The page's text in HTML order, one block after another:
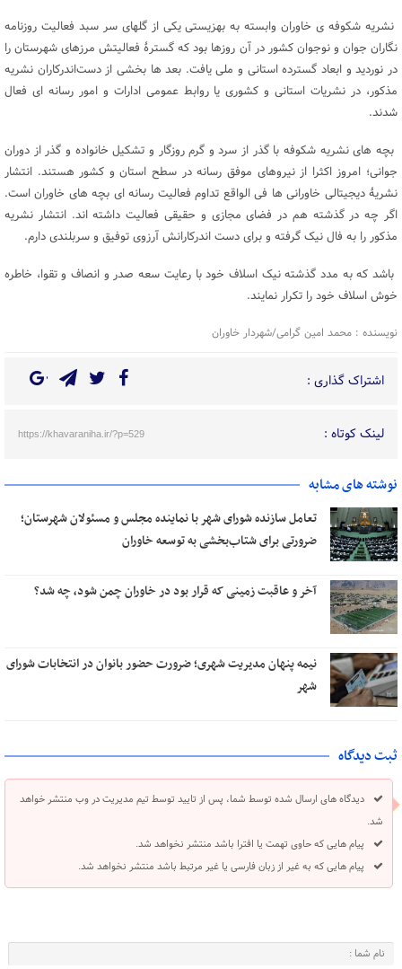
نشریه شکوفه ی خاوران وابسته به بهزیستی یکی از گلهای سر سبد فعالیت روزنامه
نگاران جوان و نوجوان کشور در آن روزها بود که گسترۀ فعالیتش مرزهای شهرستان را
در نوردید و ابعاد گسترده استانی و ملی یافت. بعد ها بخشی از دست‌اندرکاران نشریه
مذکور، در نشریات استانی و کشوری یا روابط عمومی ادارات و امور رسانه ای فعال
شدند.
بچه های نشریه شکوفه با گذر از سرد و گرم روزگار و تشکیل خانواده و گذر از دوران
جوانی؛ امروز اکثرا از نیروهای موفق رسانه در سطح استان و کشور هستند. انتشار
نشریۀ دیجیتالی خاورانی ها فی الواقع تداوم فعالیت رسانه ای بچه های خاوران است.
اگر چه در گذشته هم در فضای مجازی و حقیقی فعالیت داشته‌ اند. انتشار نشریه
مذکور را به فال نیک گرفته و برای دست اندرکارانش آرزوی توفیق و سربلندی دارم.
باشد که به مدد گذشته نیک اسلاف خود با رعایت سعه صدر و انصاف و تقوا، خاطره
خوش اسلاف خود را تکرار نمایند.
نویسنده : محمد امین گرامی/شهردار خاوران
اشتراک گذاری :
لینک کوتاه : https://khavaraniha.ir/?p=529
نوشته های مشابه
تعامل سازنده شورای شهر با نماینده مجلس و مسئولان شهرستان؛
ضرورتی برای شتاب‌بخشی به توسعه خاوران
آخر و عاقبت زمینی که قرار بود در خاوران چمن شود، چه شد؟
نیمه پنهان مدیریت شهری؛ ضرورت حضور بانوان در انتخابات شورای
شهر
ثبت دیدگاه
دیدگاه های ارسال شده توسط شما، پس از تایید توسط تیم مدیریت در وب منتشر خواهد
شد.
پیام هایی که حاوی تهمت یا افترا باشد منتشر نخواهد شد.
پیام هایی که به غیر از زبان فارسی یا غیر مرتبط باشد منتشر نخواهد شد.